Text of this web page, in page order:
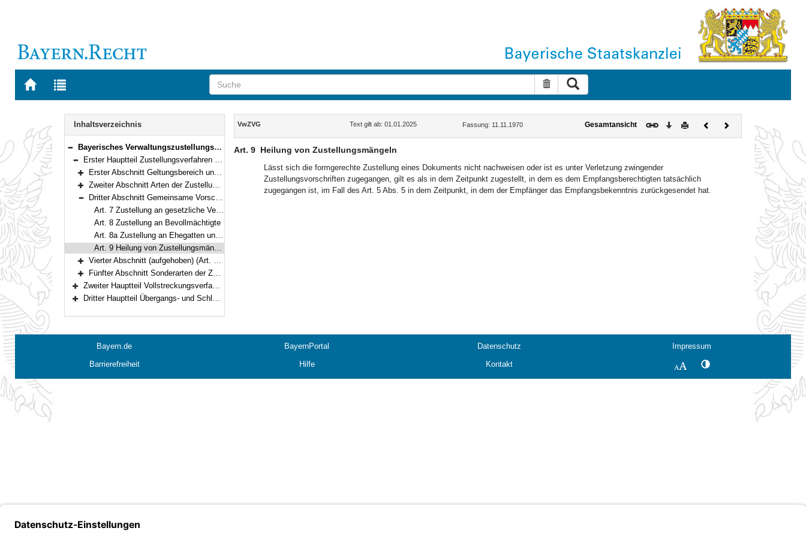
Zur
BAYERN.RECHT
Zur
letzten
Suche zurücksetzen
Navigation
Inhaltsverzeichnis
Bereich reduzieren
Bayerisches Verwaltungszustellungs- und Vollstreckungsgesetz (VwZVG) in der Fassung der Bekanntmachung vom 11. November 1970 (BayRS II S. 232) BayRS 2010-2-I (Art. 1–45)
Bereich reduzieren
Erster Hauptteil Zustellungsverfahren (Art. 1–17)
Bereich erweitern
Erster Abschnitt Geltungsbereich und Erfordernis der Zustellung (Art. 1)
Bereich erweitern
Zweiter Abschnitt Arten der Zustellung (Art. 2–6)
Bereich reduzieren
Dritter Abschnitt Gemeinsame Vorschriften für alle Zustellungsarten (Art. 7–9)
Art. 7 Zustellung an gesetzliche Vertreter
Art. 8 Zustellung an Bevollmächtigte
Art. 8a Zustellung an Ehegatten und Lebenspartner
Art. 9 Heilung von Zustellungsmängeln
Bereich erweitern
Vierter Abschnitt (aufgehoben) (Art. 10–13)
Bereich erweitern
Fünfter Abschnitt Sonderarten der Zustellung (Art. 14–17)
Bereich erweitern
Zweiter Hauptteil Vollstreckungsverfahren (Art. 18–41a)
Dritter Hauptteil Übergangs- und Schlußbestimmungen (Art. 42–45)
Inhalt
VwZVG Text gilt ab: 01.01.2025 Fassung: 11.11.1970 Gesamtansicht Download
DruckenVorherigesNächstes
Dokument
Art. 9 Heilung von Zustellungsmängeln
Lässt sich die formgerechte Zustellung eines Dokuments nicht nachweisen oder ist es unter Verletzung zwingender
Zustellungsvorschriften zugegangen, gilt es als in dem Zeitpunkt zugestellt, in dem es dem Empfangsberechtigten tatsächlich
zugegangen ist, im Fall des Art. 5 Abs. 5 in dem Zeitpunkt, in dem der Empfänger das Empfangsbekenntnis zurückgesendet hat.
Bayern.de BayernPortal Datenschutz
Impressum
Barrierefreiheit
Hilfe Kontakt SchriftgrößeKontrastwechsel